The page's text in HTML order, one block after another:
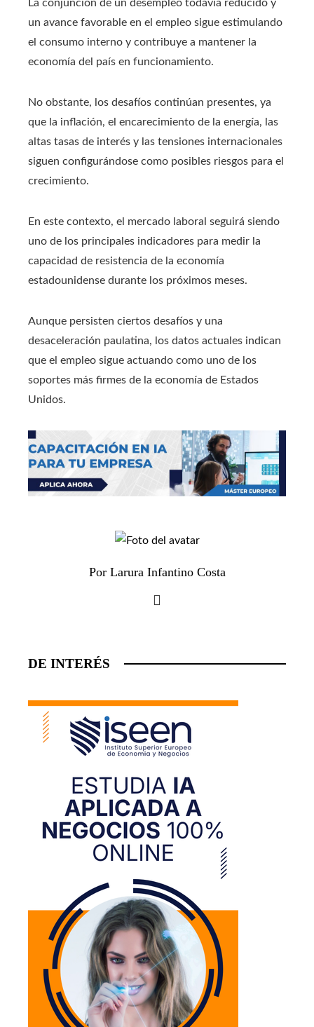
La conjunción de un desempleo todavía reducido y
un avance favorable en el empleo sigue estimulando
el consumo interno y contribuye a mantener la
economía del país en funcionamiento.
No obstante, los desafíos continúan presentes, ya
que la inflación, el encarecimiento de la energía, las
altas tasas de interés y las tensiones internacionales
siguen configurándose como posibles riesgos para el
crecimiento.
En este contexto, el mercado laboral seguirá siendo
uno de los principales indicadores para medir la
capacidad de resistencia de la economía
estadounidense durante los próximos meses.
Aunque persisten ciertos desafíos y una
desaceleración paulatina, los datos actuales indican
que el empleo sigue actuando como uno de los
soportes más firmes de la economía de Estados
Unidos.
Por Larura Infantino Costa
DE INTERÉS